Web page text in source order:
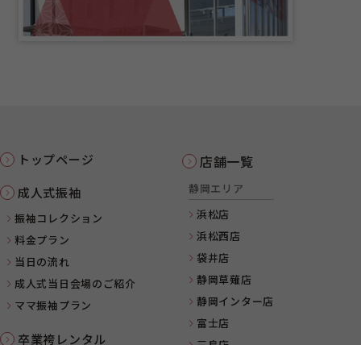
トップページ
成人式振袖
振袖コレクション
料金プラン
当日の流れ
成人式当日会場のご紹介
ママ振袖プラン
卒業袴レンタル
店舗一覧
静岡エリア
浜松店
浜松西店
袋井店
静岡草薙店
静岡インター店
富士店